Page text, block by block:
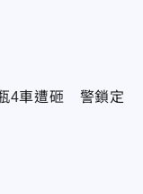
4車遭砸 警鎖定